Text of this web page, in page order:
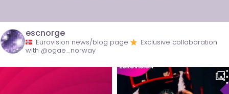
escnorge
Eurovision news/blog page
Exclusive collaboration
with @ogae_norway